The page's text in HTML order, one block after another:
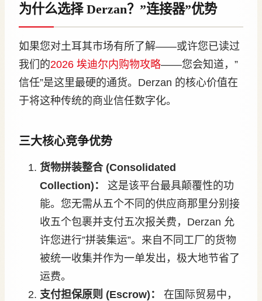
为什么选择 Derzan？”连接器”优势
如果您对土耳其市场有所了解——或许您已读过
我们的2026 埃迪尔内购物攻略——您会知道，”
信任”是这里最硬的通货。Derzan 的核心价值在
于将这种传统的商业信任数字化。
三大核心竞争优势
货物拼装整合 (Consolidated
Collection)：
这是该平台最具颠覆性的功
能。您无需从五个不同的供应商那里分别接
收五个包裹并支付五次报关费，Derzan 允
许您进行”拼装集运”。来自不同工厂的货物
被统一收集并作为一单发出，极大地节省了
运费。
支付担保原则 (Escrow)：
在国际贸易中，